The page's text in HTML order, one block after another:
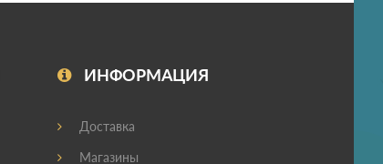
ИНФОРМАЦИЯ
Доставка
Магазины